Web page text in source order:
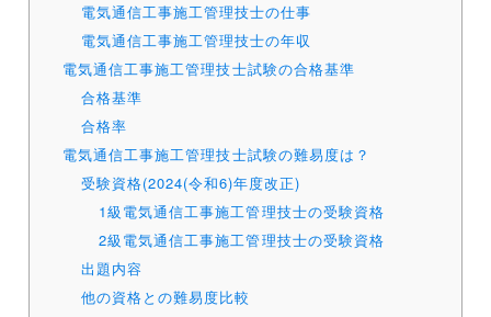
電気通信工事施工管理技士の仕事
電気通信工事施工管理技士の年収
電気通信工事施工管理技士試験の合格基準
合格基準
合格率
電気通信工事施工管理技士試験の難易度は？
受験資格(2024(令和6)年度改正)
1級電気通信工事施工管理技士の受験資格
2級電気通信工事施工管理技士の受験資格
出題内容
他の資格との難易度比較